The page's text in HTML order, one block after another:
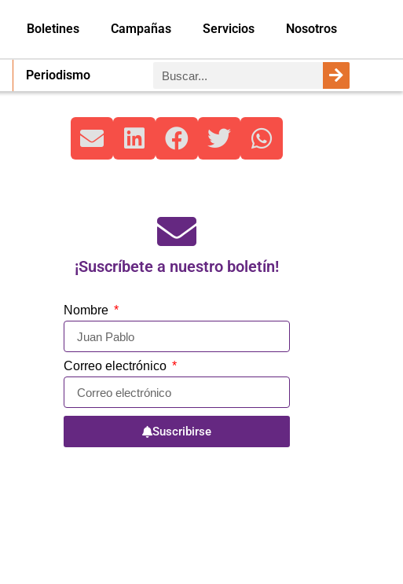
Boletines Campañas Servicios Nosotros
Periodismo
¡Suscríbete a nuestro boletín!
Nombre
Correo electrónico
Suscribirse